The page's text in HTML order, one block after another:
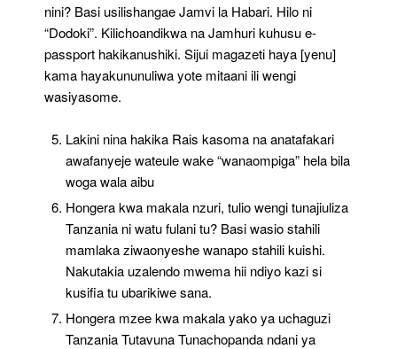
nini? Basi usilishangae Jamvi la Habari. Hilo ni
“Dodoki”. Kilichoandikwa na Jamhuri kuhusu e-
passport hakikanushiki. Sijui magazeti haya [yenu]
kama hayakununuliwa yote mitaani ili wengi
wasiyasome.
Lakini nina hakika Rais kasoma na anatafakari
awafanyeje wateule wake “wanaompiga” hela bila
woga wala aibu
Hongera kwa makala nzuri, tulio wengi tunajiuliza
Tanzania ni watu fulani tu? Basi wasio stahili
mamlaka ziwaonyeshe wanapo stahili kuishi.
Nakutakia uzalendo mwema hii ndiyo kazi si
kusifia tu ubarikiwe sana.
Hongera mzee kwa makala yako ya uchaguzi
Tanzania Tutavuna Tunachopanda ndani ya